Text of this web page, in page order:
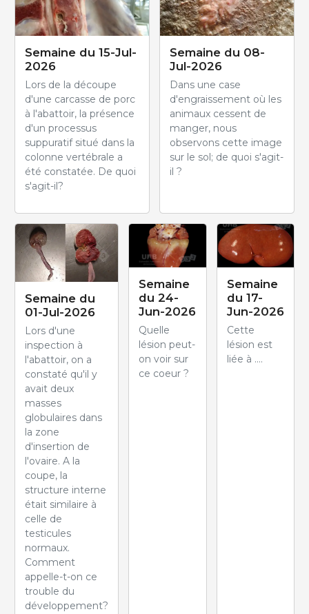
Semaine du 15-Jul-
2026
Lors de la découpe
d'une carcasse de porc
à l'abattoir, la présence
d'un processus
suppuratif situé dans la
colonne vertébrale a
été constatée. De quoi
s'agit-il?
Semaine du 08-
Jul-2026
Dans une case
d'engraissement où les
animaux cessent de
manger, nous
observons cette image
sur le sol; de quoi s'agit-
il ?
Semaine du
01-Jul-2026
Lors d'une
inspection à
l'abattoir, on a
constaté qu'il y
avait deux
masses
globulaires dans
la zone
d'insertion de
l'ovaire. A la
coupe, la
structure interne
était similaire à
celle de
testicules
normaux.
Comment
appelle-t-on ce
trouble du
développement?
Semaine
du 24-
Jun-2026
Quelle
lésion peut-
on voir sur
ce coeur ?
Semaine
du 17-
Jun-2026
Cette
lésion est
liée à ....